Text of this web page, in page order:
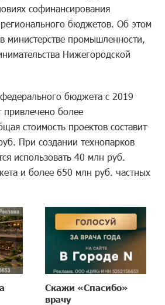
софинансирования
бюджетов. Об этом
министерстве промышленности,
Нижегородской
бюджета с 2019
более
стоимость проектов составит
При создании технопарков
использовать 40 млн руб.
и более 650 млн руб. частных
Скажи «Спасибо»
врачу